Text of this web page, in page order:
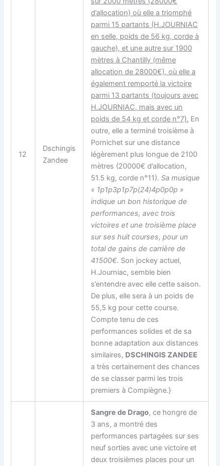
12
Dschingis
Zandee
d’allocation) où elle a triomphé
parmi 15 partants (H.JOURNIAC
en selle, poids de 56 kg, corde à
gauche), et une autre sur 1900
mètres à Chantilly (même
allocation de 28000€), où elle a
également remporté la victoire
parmi 13 partants (toujours avec
H.JOURNIAC, mais avec un
poids de 54 kg et corde n°7). En
outre, elle a terminé troisième à
Pornichet sur une distance
légèrement plus longue de 2100
mètres (20000€ d’allocation,
51.5 kg, corde n°11).Sa musique
« 1p1p3p1p7p(24)4p0p0p »
indique un bon historique de
performances, avec trois
victoires et une troisième place
sur ses huit courses, pour un
total de gains de carrière de
41500€. Son jockey actuel,
H.Journiac, semble bien
s’entendre avec elle cette saison.
De plus, elle sera à un poids de
55,5 kg pour cette course.
Compte tenu de ces
performances solides et de sa
bonne adaptation aux distances
similaires, DSCHINGIS ZANDEE
a très certainement des chances
de se classer parmi les trois
premiers à Compiègne.}
Sangre de Drago, ce hongre de
3 ans, a montré des
performances partagées sur ses
neuf sorties avec une victoire et
deux troisièmes places pour un